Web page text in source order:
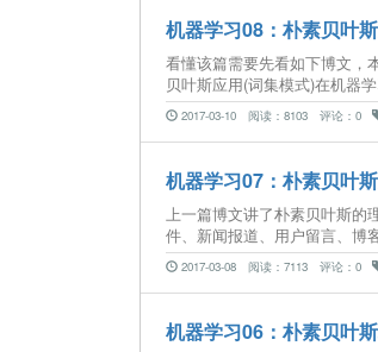
机器学习08：朴素贝叶
看懂该篇需要先看如下博文，
贝叶斯应用(词集模式)在机器
2017-03-10 阅读：8103 评论：0
机器学习07：朴素贝叶
上一篇博文讲了朴素贝叶斯的
件、新闻报道、用户留言、博
2017-03-08 阅读：7113 评论：0
机器学习06：朴素贝叶